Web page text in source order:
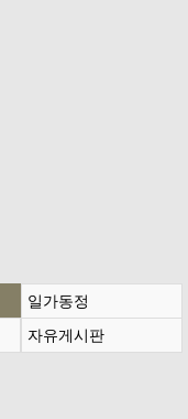
일가동정
자유게시판